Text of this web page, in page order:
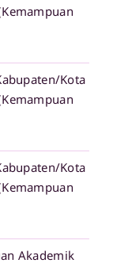
Kota
Kota
Akademik